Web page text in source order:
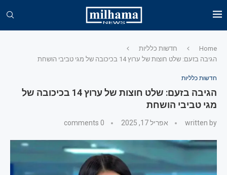
Home
חדשות כלליות
הגיבה בזעם: שלט חוצות של ערוץ 14 בכיכובה של מגי טביבי הושחת
חדשות כלליות
הגיבה בזעם: שלט חוצות של ערוץ 14 בכיכובה של
מגי טביבי הושחת
written by אפריל 17, 2025 0 comments